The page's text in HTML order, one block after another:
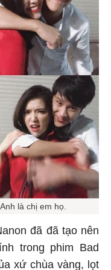
là chị em họ.
đã đã tạo nên
trong phim Bad
xứ chùa vàng, lọt